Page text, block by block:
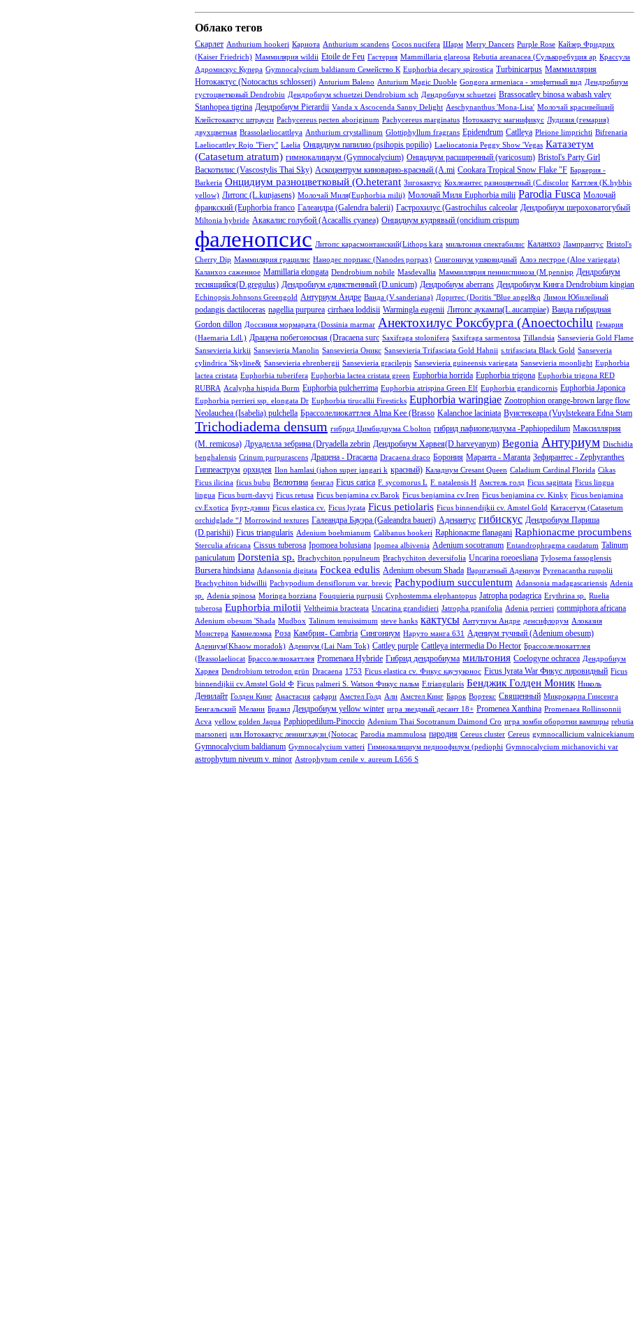
Облако тегов
Скарлет Anthurium hookeri Кариота Anthurium scandens Cocos nucifera Шарм Merry Dancers Purple Rose Кайзер Фридрих
(Kaiser Friedrich) Маммилярия wildii Etoile de Feu Гастерия Mammillaria glareosa Rebutia areanacea (Сулькоребуция ар Крассула
Адромискус Купера Gymnocalycium baldianum Семейство К Euphorbia decary spirostica Turbinicarpus Маммиллярия
Нотокактус (Notocactus schlosseri) Anturium Baleno Anturium Magic Duoble Gongora armeniaca - эпифитный вид Дендробиум
густоцветковый Dendrobiu Дендробиум schuetzei Dendrobium sch Дендробиум schuetzei Brassocatley binosa wabash valey
Stanhopea tigrina Дендробиум Pierardii Vanda x Ascocenda Sanny Delight Aeschynanthus 'Mona-Lisa' Молочай красивейший
Клейстокактус штрауси Pachycereus pecten aboriginum Pachycereus marginatus Нотокактус магнификус Лудизия (гемария)
двухцветная Brassolaeliocattleya Anthurium crystallinum Glottiphyllum fragrans Epidendrum Catlleya Pleione limprichti Bifrenaria
Laeliocattley Rojo "Fiery" Laelia Онцидиум папилио (psihopis popilio) Laeliocatonia Peggy Show 'Vegas Катазетум
(Catasetum atratum) гимнокалициум (Gymnocalycium) Онцидиум расширенный (varicosum) Bristol's Party Girl
Васкотилис (Vascostylis Thai Sky) Аскоцентрум киноварно-красный (A.mi Cookara Tropical Snow Flake "F Баркерия -
Barkeria Онцидиум разноцветковый (O.heterant Зигокактус Кохлеантес разноцветный (C.discolor Каттлея (K.hybbis
yellow) Литопс (L.kunjasens) Молочай Миля(Euphorbia milii) Молочай Миля Euphorbia milii Parodia Fusca Молочай
франкский (Euphorbia franco Галеандра (Galendra balerii) Гастрохилус (Gastrochilus calceolar Дендробиум шероховатогубый
Miltonia hybride Акакалис голубой (Acacallis cyanea) Онцидиум кудрявый (oncidium crispum
фаленопсис Литопс карасмонтанский(Lithops kara мильтония спектабилис Каланхоэ Лампрантус Bristol's
Cherry Dip Маммилярия грацилис Нанодес порпакс (Nanodes porpax) Cингониум ушковидный Алоэ пестрое (Aloe variegata)
Каланхоэ саженное Mamillaria elongata Dendrobium nobile Masdevallia Маммиллярия пенниспиноза (M.pennisp Дендробиум
теснящийся(D.gregulus) Дендробиум единственный (D.unicum) Дендробиум aberrans Дендробиум Кинга Dendrobium kingian
Echinopsis Johnsons Greengold Антуриум Андре Ванда (V.sanderiana) Доритес (Doritis "Blue angel&q Лимон Юбилейный
podangis dactiloceras nagellia purpurea cirrhaea loddisii Warmingla eugenii Литопс аукампа(L.aucampiae) Ванда гибридная
Gordon dillon Доссиния мормарата (Dossinia marmar Анектохилус Роксбурга (Anoectochilu Гемария
(Haemaria Ldl.) Драцена побегоносная (Dracaena surc Saxifraga stolonifera Saxifraga sarmentosa Tillandsia Sansevieria Gold Flame
Sansevieria kirkii Sansevieria Manolin Sansevieria Оникс Sansevieria Trifasciata Gold Hahnii s.trifasciata Black Gold Sanseveria
сylindrica 'Skyline& Sansevieria ehrenbergii Sansevieria gracilepis Sansevieria guineensis variegata Sansevieria moonlight Euphorbia
lactea cristata Euphorbia tuberifera Euphorbia lactea cristata green Euphorbia horrida Euphorbia trigona Euphorbia trigona RED
RUBRA Acalypha hispida Burm Euphorbia pulcherrima Euphorbia atrispina Green Elf Euphorbia grandicornis Euphorbia Japonica
Euphorbia perrieri ssp. elongata Dr Euphorbia tirucallii Firesticks Euphorbia waringiae Zootrophion orange-brown large flow
Neolauchea (Isabelia) pulchella Брассолелиокаттлея Alma Kee (Brasso Kalanchoe laciniata Вуистекеара (Vuylstekeara Edna Stam
Trichodiadema densum гибрид Цимбидиума C.bolton гибрид пафиопедилума -Paphiopedilum Максиллярия
(M. remicosa) Друаделла зебрина (Dryadella zebrin Дендробиум Харвея(D.harveyanym) Begonia Антуриум Dischidia
benghalensis Crinum purpurascens Драцена - Dracaena Dracaena draco Борония Маранта - Maranta Зефирантес - Zephyranthes
Гиппеаструм орхидея Ilon hamlasi (jahon super jangari k красный) Каладиум Cresant Queen Caladium Cardinal Florida Cikas
Ficus ilicina ficus bubu Велютина бенгал Ficus carica F. sycomorus L F. natalensis H Амстель голд Ficus sagittata Ficus lingua
lingua Ficus burtt-davyi Ficus retusa Ficus benjamina cv.Barok Ficus benjamina cv.Iren Ficus benjamina cv. Kinky Ficus benjamina
cv.Exotica Бурт-дэвии Ficus elastica cv. Ficus lyrata Ficus petiolaris Ficus binnendijkii сv. Amstel Gold Катасетум (Catasetum
orchidglade “J Morrowind textures Галеандра Бауэра (Galeandra baueri) Аденантус гибискус Дендробиум Париша
(D.parishii) Ficus triangularis Adenium boehmianum Calibanus hookeri Raphionacme flanagani Raphionacme procumbens
Sterculia africana Cissus tuberosa Ipomoea bolusiana Ipomea albivenia Adenium socotranum Entandrophragma caudatum Talinum
paniculatum Dorstenia sp. Brachychiton populneum Brachychiton deversifolia Uncarina roeoesliana Tylosema fassoglensis
Bursera hindsiana Adansonia digitata Fockea edulis Adenium obesum Shada Варигатный Адениум Pyrenacantha ruspolii
Brachychiton bidwillii Pachypodium densiflorum var. brevic Pachypodium succulentum Adansonia madagascariensis Adenia
sp.
Adenia spinosa Moringa borziana Fouquieria purpusii Cyphostemma elephantopus Jatropha podagrica Erythrina sp.
Ruelia
tuberosa Euphorbia milotii Veltheimia bracteata Uncarina grandidieri Jatropha pranifolia Adenia perrieri commiphora africana
Adenium obesum 'Shada Mudbox Talinum tenuissimum steve hanks кактусы Антутиум Андре денсифлорум Алоказия
Монстера Камнеломка Роза Камбрия- Cambria Сингониум Наруто манга 631 Адениум тучный (Adenium obesum)
Адениум(Khaow moradok) Адениум (Lai Nam Tok) Cattley purple Cattleya intermedia Do Hector Брассолелиокаттлея
(Brassolaeliocat Брассолелиокаттлея Promenaea Hybride Гибрид дендробиума мильтония Coelogyne ochracea Дендробиум
Харвея Dendrobium tetrodon grün Dracaena 1753 Ficus elastica сv. Фикус каучуконос Ficus lyrata War Фикус лировидный Ficus
binnendijkii сv.Amstel Gold Ф Ficus palmeri S. Watson Фикус пальм F.triangularis Бенджик Голден Моник Николь
Денилайт Голден Кинг Анастасия сафари Амстел Голд Али Амстел Кинг Барок Вортекс Священный Микрокарпа Гинсенга
Бенгальский Мелани Бразил Дендробиум yellow winter игра звездный десант 18+ Promenea Xanthina Promenaea Rollinsonnii
Acva yellow golden Jaqua Paphiopedilum-Pinoccio Adenium Thai Socotranum Daimond Cro игра зомби оборотни вампиры rebutia
marsoneri или Нотокактус ленингхаузи (Notocac Parodia mammulosa пародия Cereus cluster Cereus gymnocallicium valnicekianum
Gymnocalycium baldianum Gymnocalycium vatteri Гимнокалициум педиоофилум (pediophi Gymnocalycium michanovichi var
astrophytum niveum v. minor Astrophytum cenile v. aureum L656 S